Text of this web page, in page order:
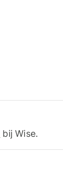
bij Wise.